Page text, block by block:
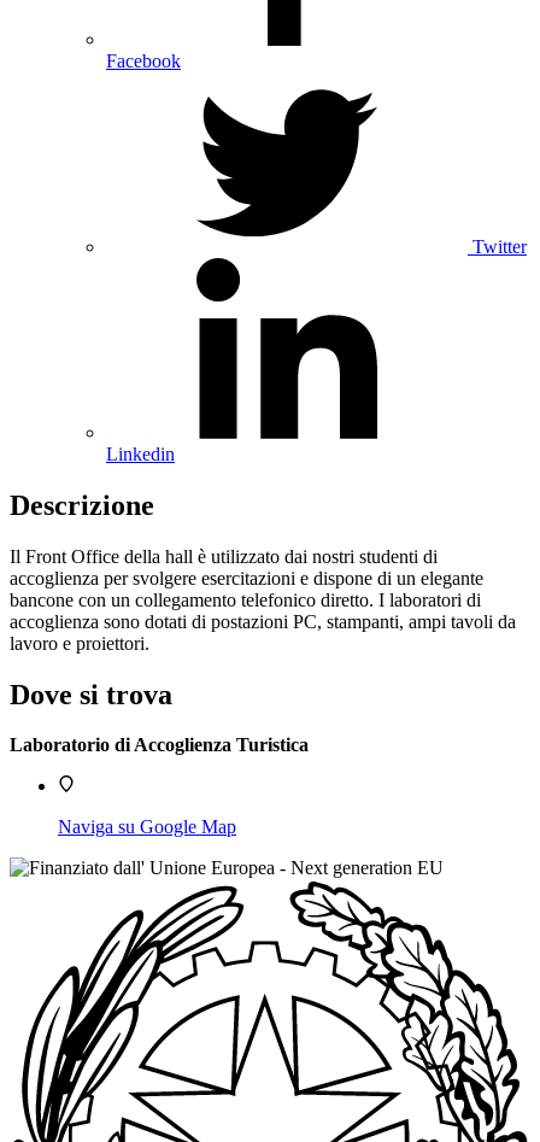
Facebook
Twitter
Linkedin
Descrizione
Il Front Office della hall è utilizzato dai nostri studenti di
accoglienza per svolgere esercitazioni e dispone di un elegante
bancone con un collegamento telefonico diretto. I laboratori di
accoglienza sono dotati di postazioni PC, stampanti, ampi tavoli da
lavoro e proiettori.
Dove si trova
Laboratorio di Accoglienza Turistica
Naviga su Google Map